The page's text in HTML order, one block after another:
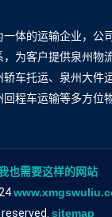
体的运输企业，公
为客户提供泉州物
车托运、泉州大件
程车运输等多方位
也需要这样的网站
reserved. sitemap